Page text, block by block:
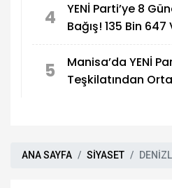
4
YENİ Parti’ye 8
Bağış! 135 Bin
5
Manisa’da YENİ
Teşkilatından
ANA SAYFA SİYASET